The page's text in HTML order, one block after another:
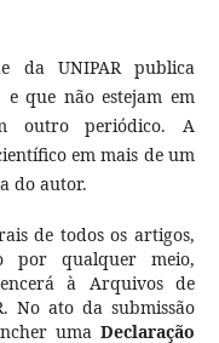
da UNIPAR publica
que não estejam em
outro periódico. A
em mais de um
do autor.
de todos os artigos,
por qualquer meio,
à Arquivos de
No ato da submissão
umaDeclaração